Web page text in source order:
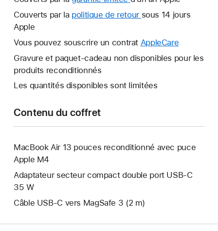
nouvelle
Couverts par la politique de retour Une
fenêtre
sous 14 jours
Apple
Vous pouvez souscrire un contrat AppleCare
nouvelle
Gravure et paquet-cadeau non disponibles pour les
produits reconditionnés
Les quantités disponibles sont limitées
Contenu du coffret
MacBook Air 13 pouces reconditionné avec puce
Apple M4
Adaptateur secteur compact double port USB-C
35 W
Câble USB-C vers MagSafe 3 (2 m)